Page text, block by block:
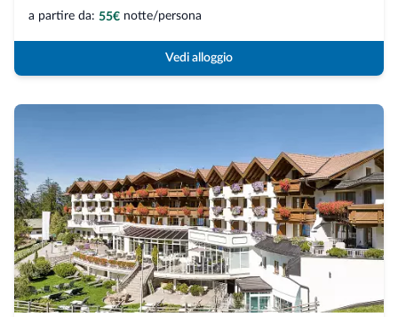
a partire da: 55€ notte/persona
Vedi alloggio